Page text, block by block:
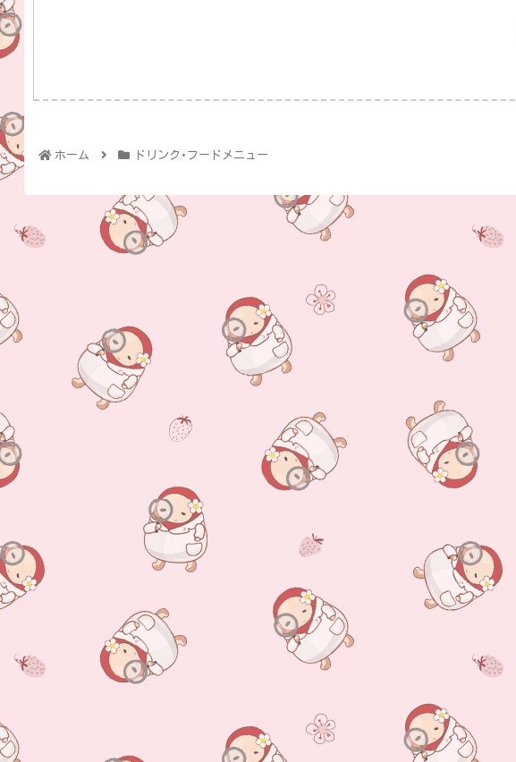
ホーム ドリンク･フードメニュー